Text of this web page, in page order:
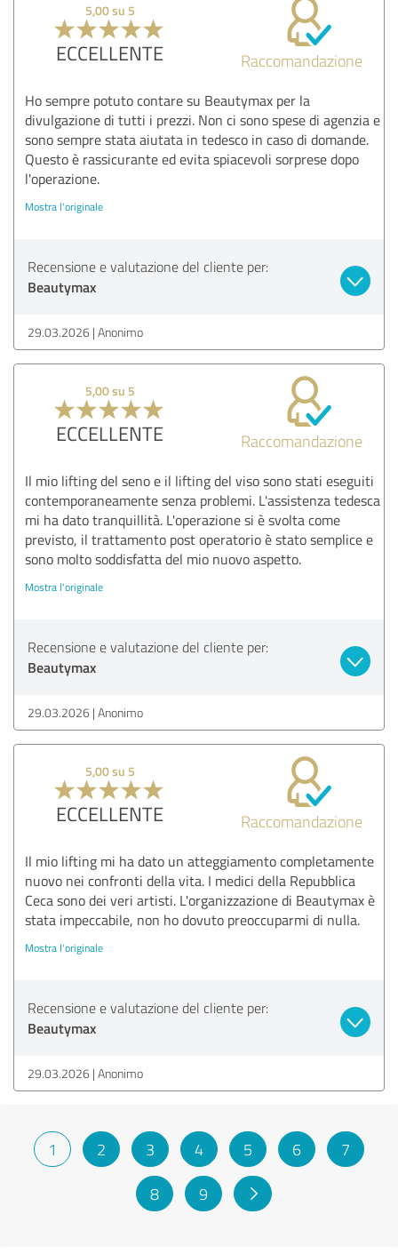
5,00 su 5
ECCELLENTE Raccomandazione
Ho sempre potuto contare su Beautymax per la
divulgazione di tutti i prezzi. Non ci sono spese di agenzia e
sono sempre stata aiutata in tedesco in caso di domande.
Questo è rassicurante ed evita spiacevoli sorprese dopo
l'operazione.
Mostra l'originale
Recensione e valutazione del cliente per:
Beautymax
29.03.2026 Anonimo
5,00 su 5
ECCELLENTE Raccomandazione
Il mio lifting del seno e il lifting del viso sono stati eseguiti
contemporaneamente senza problemi. L'assistenza tedesca
mi ha dato tranquillità. L'operazione si è svolta come
previsto, il trattamento post operatorio è stato semplice e
sono molto soddisfatta del mio nuovo aspetto.
Mostra l'originale
Recensione e valutazione del cliente per:
Beautymax
29.03.2026 Anonimo
5,00 su 5
ECCELLENTE Raccomandazione
Il mio lifting mi ha dato un atteggiamento completamente
nuovo nei confronti della vita. I medici della Repubblica
Ceca sono dei veri artisti. L'organizzazione di Beautymax è
stata impeccabile, non ho dovuto preoccuparmi di nulla.
Mostra l'originale
Recensione e valutazione del cliente per:
Beautymax
29.03.2026 Anonimo
1 2 3 4 5 6 7
8 9